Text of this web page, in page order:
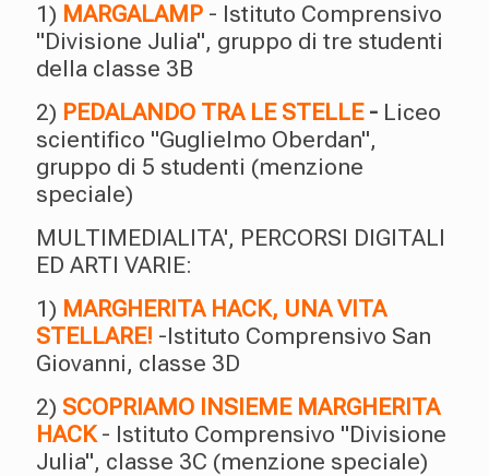
1) MARGALAMP - Istituto Comprensivo
"Divisione Julia", gruppo di tre studenti
della classe 3B
2) PEDALANDO TRA LE STELLE- Liceo
scientifico "Guglielmo Oberdan",
gruppo di 5 studenti (menzione
speciale)
MULTIMEDIALITA', PERCORSI DIGITALI
ED ARTI VARIE:
1) MARGHERITA HACK, UNA VITA
STELLARE! -Istituto Comprensivo San
Giovanni, classe 3D
2) SCOPRIAMO INSIEME MARGHERITA
HACK- Istituto Comprensivo "Divisione
Julia", classe 3C (menzione speciale)